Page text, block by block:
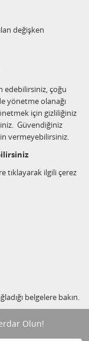
değişken
edebilirsiniz, çoğu
yönetme olanağı
için gizliliğiniz
Güvendiğiniz
vermeyebilirsiniz.
tıklayarak ilgili çerez
belgelere bakın.
Olun!